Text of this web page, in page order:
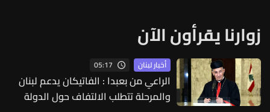
زوارنا يقرأون الآن
أخبار لبنان 05:17
الراعي من بعبدا : الفاتيكان يدعم لبنان
والمرحلة تتطلب الالتفاف حول الدولة